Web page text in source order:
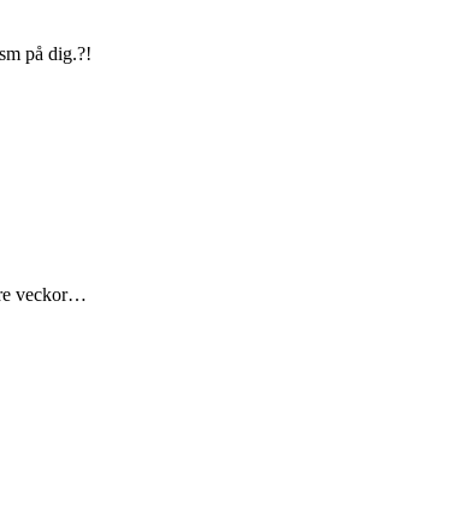
på dig.?!
veckor…